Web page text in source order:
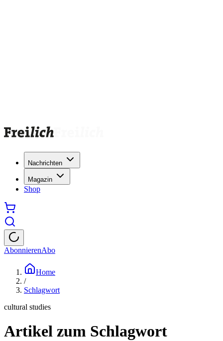
Nachrichten
Magazin
Shop
AbonnierenAbo
Home
/
Schlagwort
cultural studies
Artikel zum Schlagwort